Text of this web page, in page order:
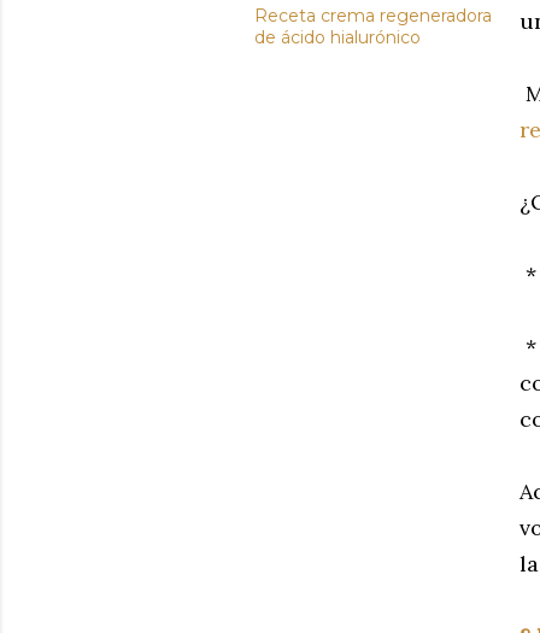
Receta crema regeneradora
de ácido hialurónico
*
*